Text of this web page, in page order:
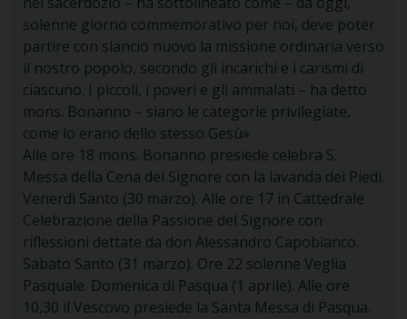
solenne giorno commemorativo per noi, deve poter
partire con slancio nuovo la missione ordinaria verso
il nostro popolo, secondo gli incarichi e i carismi di
ciascuno. I piccoli, i poveri e gli ammalati – ha detto
mons. Bonanno – siano le categorie privilegiate,
come lo erano dello stesso Gesù»
Alle ore 18 mons. Bonanno presiede celebra S.
Messa della Cena del Signore con la lavanda dei Piedi.
Venerdì Santo (30 marzo). Alle ore 17 in Cattedrale
Celebrazione della Passione del Signore con
riflessioni dettate da don Alessandro Capobianco.
Sabato Santo (31 marzo). Ore 22 solenne Veglia
Pasquale. Domenica di Pasqua (1 aprile). Alle ore
10,30 il Vescovo presiede la Santa Messa di Pasqua.